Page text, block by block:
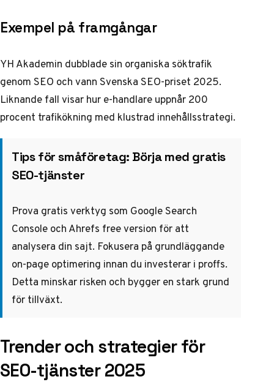
Exempel på framgångar
YH Akademin dubblade sin organiska söktrafik
genom SEO och vannSvenska SEO-priset 2025.
Liknande fall visar hur e-handlare uppnår 200
procent trafikökning med klustrad innehållsstrategi.
Tips för småföretag: Börja med gratis
SEO-tjänster
Prova gratis verktyg som Google Search
Console och Ahrefs free version för att
analysera din sajt. Fokusera på grundläggande
on-page optimering innan du investerar i proffs.
Detta minskar risken och bygger en stark grund
för tillväxt.
Trender och strategier för
SEO-tjänster 2025